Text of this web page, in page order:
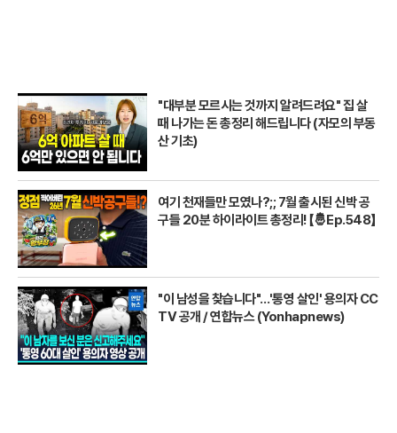
"대부분 모르시는 것까지 알려드려요" 집 살
때 나가는 돈 총정리 해드립니다 (자모의 부동
산 기초)
여기 천재들만 모였나?;; 7월 출시된 신박 공
구들 20분 하이라이트 총정리! 【🤴Ep.548】
"이 남성을 찾습니다"…'통영 살인' 용의자 CC
TV 공개 / 연합뉴스 (Yonhapnews)